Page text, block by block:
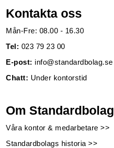
Kontakta oss
Mån-Fre: 08.00 - 16.30
Tel: 023 79 23 00
E-post: info@standardbolag.se
Chatt: Under kontorstid
Om Standardbolag
Våra kontor & medarbetare >>
Standardbolags historia >>